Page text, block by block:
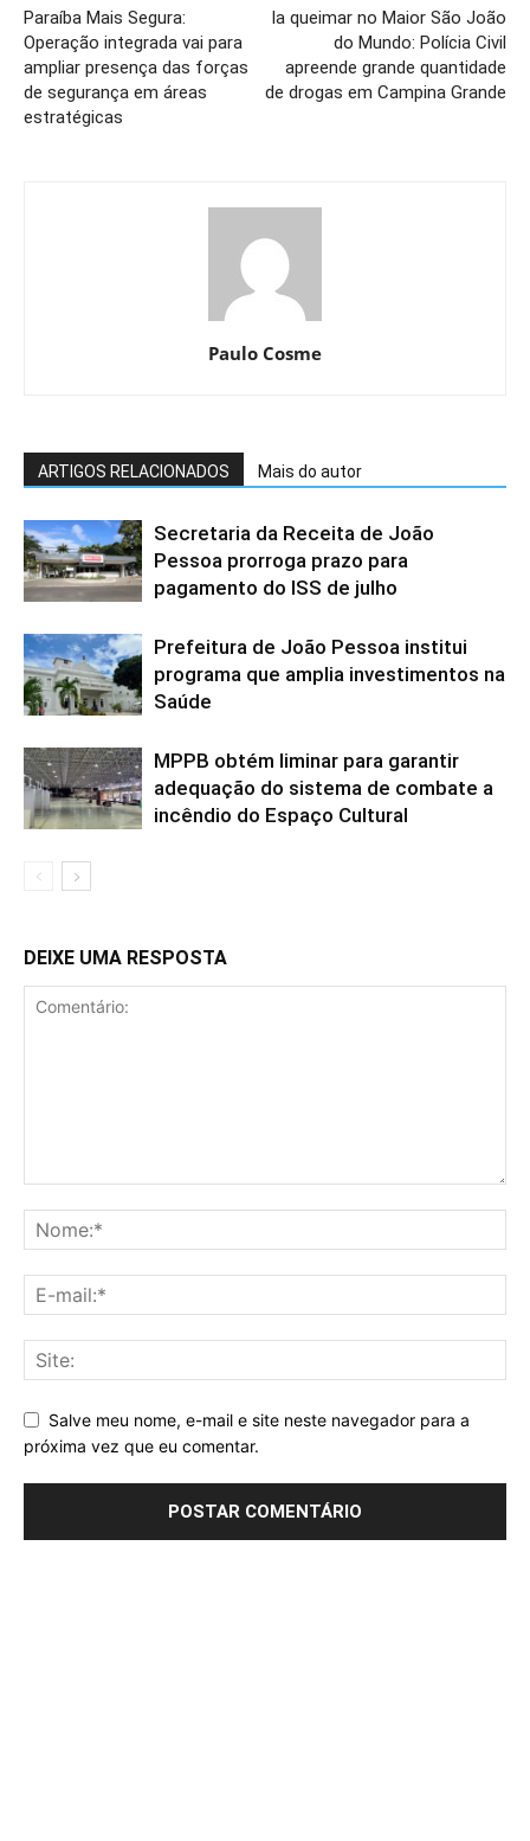
Paraíba Mais Segura:
Operação integrada vai para
ampliar presença das forças
de segurança em áreas
estratégicas
Ia queimar no Maior São João
do Mundo: Polícia Civil
apreende grande quantidade
de drogas em Campina Grande
Paulo Cosme
ARTIGOS RELACIONADOS Mais do autor
Secretaria da Receita de João
Pessoa prorroga prazo para
pagamento do ISS de julho
Prefeitura de João Pessoa institui
programa que amplia investimentos na
Saúde
MPPB obtém liminar para garantir
adequação do sistema de combate a
incêndio do Espaço Cultural
DEIXE UMA RESPOSTA
Salve meu nome, e-mail e site neste navegador para a
próxima vez que eu comentar.